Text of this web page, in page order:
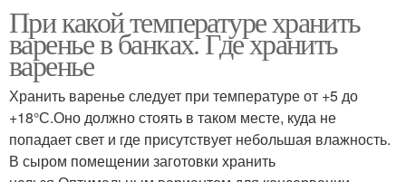
При какой температуре хранить
варенье в банках. Где хранить
варенье
Хранить варенье следует при температуре от +5 до
+18°С.Оно должно стоять в таком месте, куда не
попадает свет и где присутствует небольшая влажность.
В сыром помещении заготовки хранить